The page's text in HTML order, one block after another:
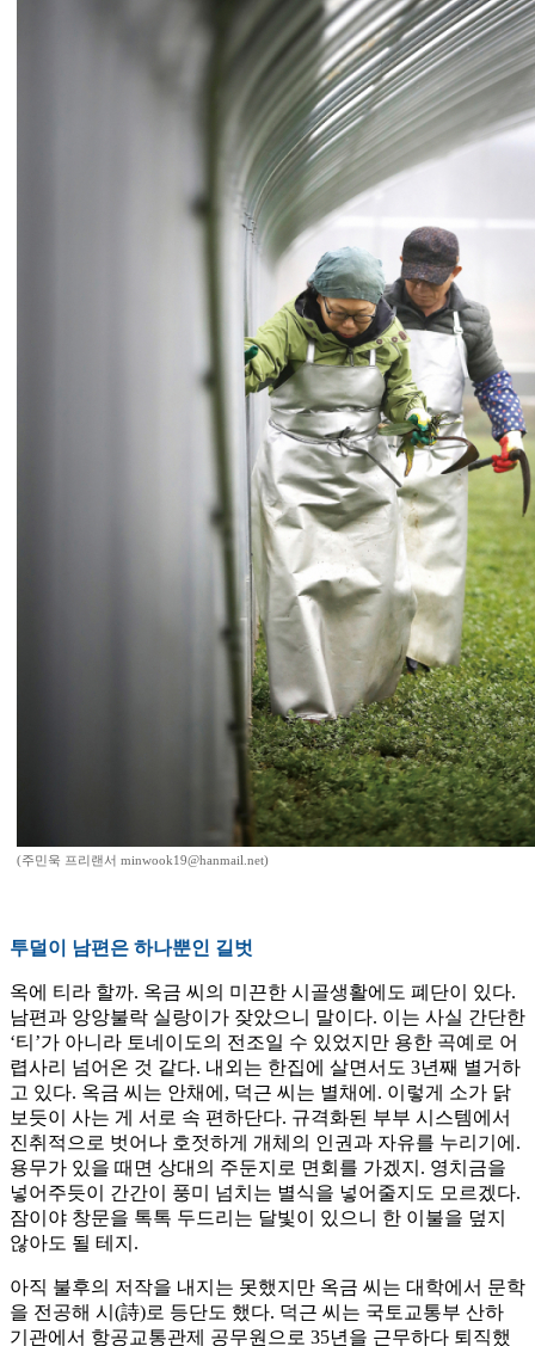
(주민욱 프리랜서 minwook19@hanmail.net)
투덜이 남편은 하나뿐인 길벗
옥에 티라 할까. 옥금 씨의 미끈한 시골생활에도 폐단이 있다.
남편과 앙앙불락 실랑이가 잦았으니 말이다. 이는 사실 간단한
‘티’가 아니라 토네이도의 전조일 수 있었지만 용한 곡예로 어
렵사리 넘어온 것 같다. 내외는 한집에 살면서도 3년째 별거하
고 있다. 옥금 씨는 안채에, 덕근 씨는 별채에. 이렇게 소가 닭
보듯이 사는 게 서로 속 편하단다. 규격화된 부부 시스템에서
진취적으로 벗어나 호젓하게 개체의 인권과 자유를 누리기에.
용무가 있을 때면 상대의 주둔지로 면회를 가겠지. 영치금을
넣어주듯이 간간이 풍미 넘치는 별식을 넣어줄지도 모르겠다.
잠이야 창문을 톡톡 두드리는 달빛이 있으니 한 이불을 덮지
않아도 될 테지.
아직 불후의 저작을 내지는 못했지만 옥금 씨는 대학에서 문학
을 전공해 시(詩)로 등단도 했다. 덕근 씨는 국토교통부 산하
기관에서 항공교통관제 공무원으로 35년을 근무하다 퇴직했